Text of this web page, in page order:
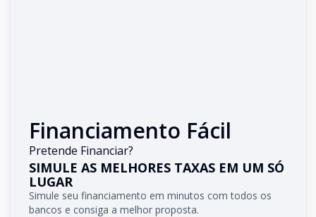
Financiamento Fácil
Pretende Financiar?
SIMULE AS MELHORES TAXAS EM UM SÓ
LUGAR
Simule seu financiamento em minutos com todos os
bancos e consiga a melhor proposta.